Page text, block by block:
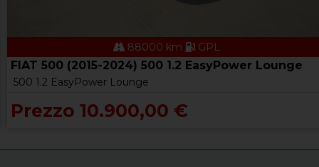
88000 km GPL
FIAT 500 (2015-2024) 500 1.2 EasyPower Lounge
500 1.2 EasyPower Lounge
Prezzo 10.900,00 €